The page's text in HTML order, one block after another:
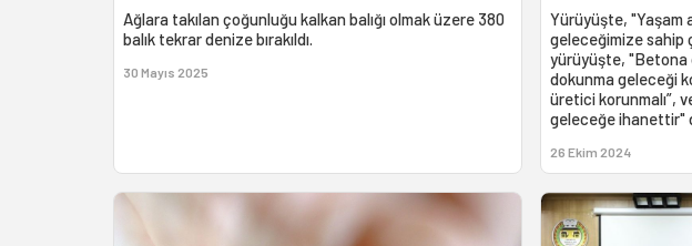
Ağlara takılan çoğunluğu kalkan balığı olmak üzere 380
balık tekrar denize bırakıldı.
30 Mayıs 2025
Yürüyüşte, "Yaşam
geleceğimize sahip
yürüyüşte, "Betona
dokunma geleceği
üretici korunmalı”,
geleceğe ihanettir"
26 Ekim 2024